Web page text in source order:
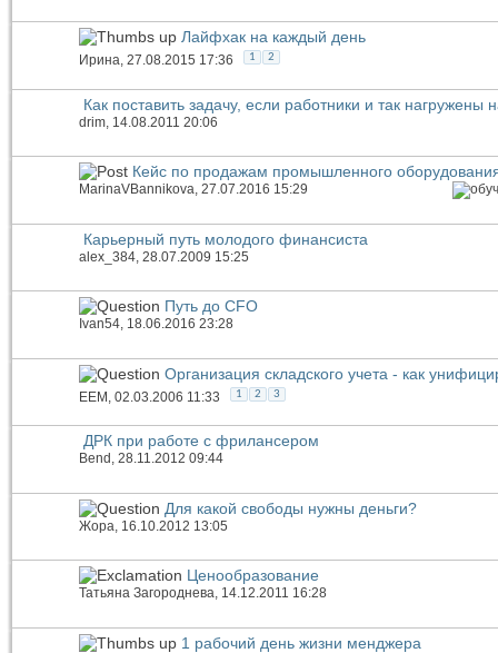
Лайфхак на каждый день
Иринa, 27.08.2015 17:36 1 2
Как поставить задачу, если работники и так нагружены
drim , 14.08.2011 20:06
Кейс по продажам промышленного
MarinaVBannikova, 27.07.2016 15:29
Карьерный путь молодого финансиста
alex_384 , 28.07.2009 15:25
Путь до CFO
Ivan54, 18.06.2016 23:28
Организация складского учета - как
EEM , 02.03.2006 11:33 1 2 3
ДРК при работе с фрилансером
Bend , 28.11.2012 09:44
Для какой свободы нужны деньги?
Жора , 16.10.2012 13:05
Ценообразование
Татьяна Загороднева, 14.12.2011 16:28
1 рабочий день жизни менджера